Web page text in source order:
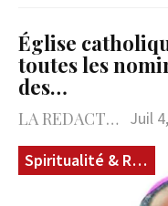
Église
toutes les
des…
LA REDACTION Juil
Spiritualité & Réligions